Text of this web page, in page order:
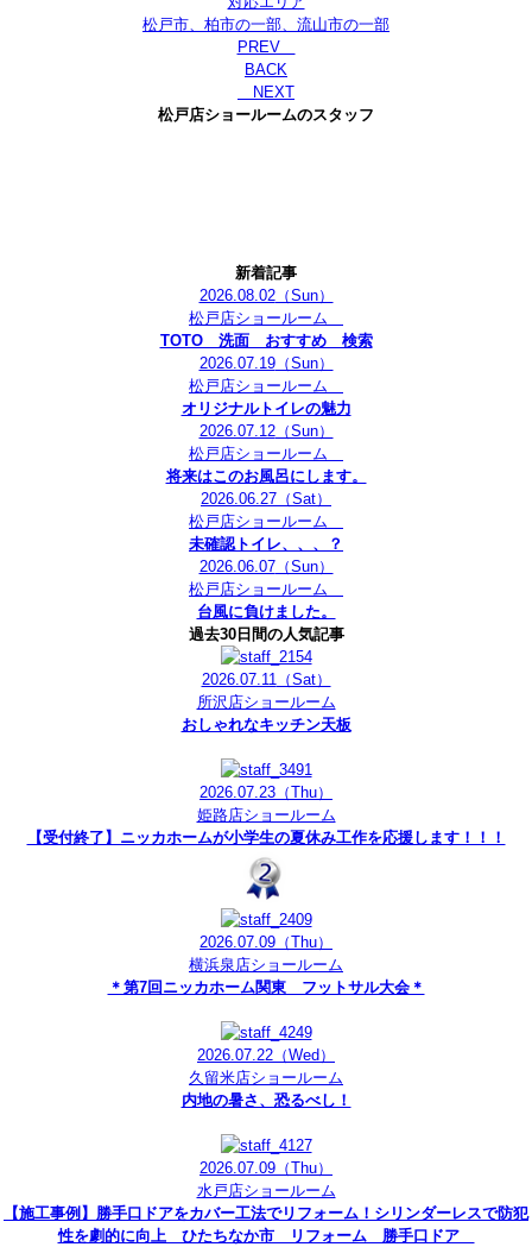
松戸市、柏市の一部、流山市の一部
PREV
BACK
NEXT
松戸店ショールームのスタッフ
新着記事
2026.08.02（Sun）
松戸店ショールーム
TOTO 洗面 おすすめ 検索
2026.07.19（Sun）
松戸店ショールーム
オリジナルトイレの魅力
2026.07.12（Sun）
松戸店ショールーム
将来はこのお風呂にします。
2026.06.27 （Sat）
松戸店ショールーム
未確認トイレ、、、？
2026.06.07（Sun）
松戸店ショールーム
台風に負けました。
過去30日間の人気記事
2026.07.11（Sat）
所沢店ショールーム
おしゃれなキッチン天板
2026.07.23 （Thu）
姫路店ショールーム
【受付終了】ニッカホームが小学生の夏休み工作を応援します！！！
2026.07.09 （Thu）
横浜泉店ショールーム
＊第7回ニッカホーム関東 フットサル大会＊
2026.07.22 （Wed）
久留米店ショールーム
内地の暑さ、恐るべし！
2026.07.09 （Thu）
水戸店ショールーム
【施工事例】勝手口ドアをカバー工法でリフォーム！シリンダーレスで防犯
性を劇的に向上 ひたちなか市 リフォーム 勝手口ドア